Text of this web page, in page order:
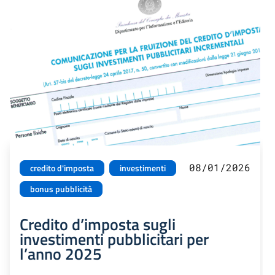
credito d'imposta
investimenti
bonus pubblicità
08/01/2026
Credito d’imposta sugli
investimenti pubblicitari per
l’anno 2025